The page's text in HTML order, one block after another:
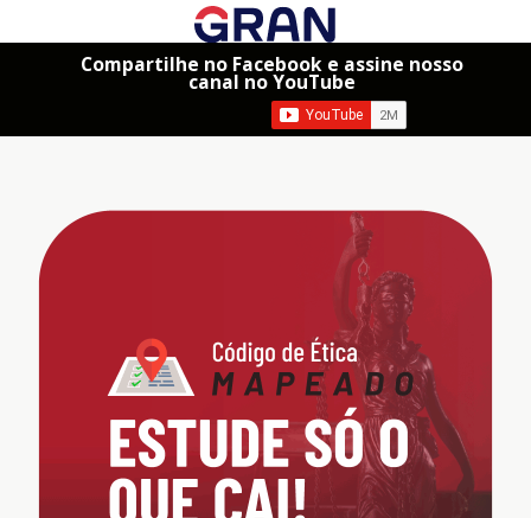
Compartilhe no Facebook e assine nosso
canal no YouTube